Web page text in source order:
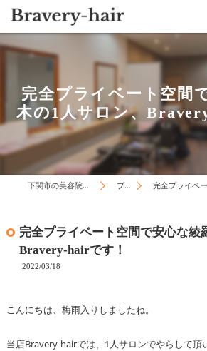
完全プライベート空間
木の1人サロン、
下関市の美容院はBravery-hair ブログ 完全プライベート空間
完全プライベート空間で安心な綾
Bravery-hairです！
2022/03/18
こんにちは、梅雨入りしましたね。
当店Bravery-hairでは、1人サロンでやらして頂